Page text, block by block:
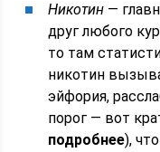
Никотин —
друг любого
то там
никотин
эйфория,
порог — вот
подробнее),